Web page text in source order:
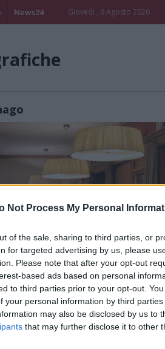
Not Process My Personal
of the sale, sharing to third parties, or
for targeted advertising by us, please
Please note that after your opt-out
based ads based on personal
to third parties prior to your opt-out.
your personal information by third parties
may also be disclosed by us to
that may further disclose it to other
News24 Giovedi , 6 Agosto 2026